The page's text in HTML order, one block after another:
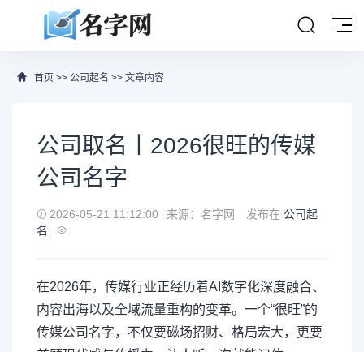
首页 >> 公司起名 >> 文章内容
公司取名丨2026很旺的传媒
公司名字
2026-05-21 11:12:00 来源：名字网 发布在 公司起
名
在2026年，传媒行业正经历着AI数字化深度融合、
内容出海以及全域流量重构的变革。一个“很旺”的
传媒公司名字，不仅要磁场招财、格局宏大，更要